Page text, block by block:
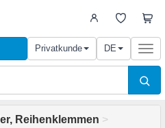
Privatkunde DE
Reihenklemmen >